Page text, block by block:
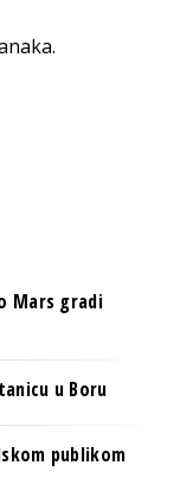
Mars gradi
u Boru
publikom